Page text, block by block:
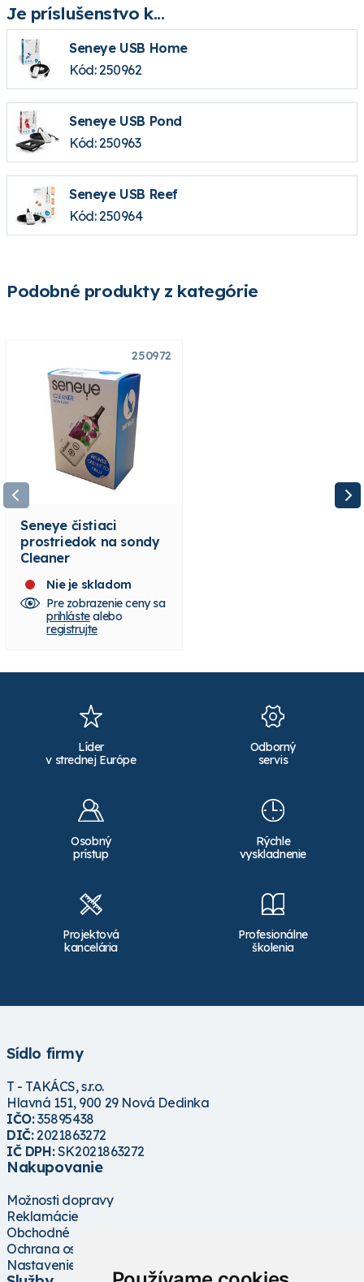
Je príslušenstvo k...
Seneye USB Home
Kód: 250962
Seneye USB Pond
Kód: 250963
Seneye USB Reef
Kód: 250964
Podobné produkty z kategórie
250972
Seneye čistiaci
prostriedok na sondy
Cleaner
Nie je skladom
Pre zobrazenie ceny sa
prihlástealebo
registrujte
Líder
v strednej Európe
Odborný
servis
Osobný
prístup
Rýchle
vyskladnenie
Projektová
kancelária
Profesionálne
školenia
Sídlo firmy
T - TAKÁCS, s.r.o.
Hlavná 151, 900 29 Nová Dedinka
IČO:35895438
DIČ:2021863272
IČ DPH:SK2021863272
Nakupovanie
Možnosti dopravy
Reklamácie
Obchodné podmienky
Ochrana osobných údajov
Nastavenie cookies